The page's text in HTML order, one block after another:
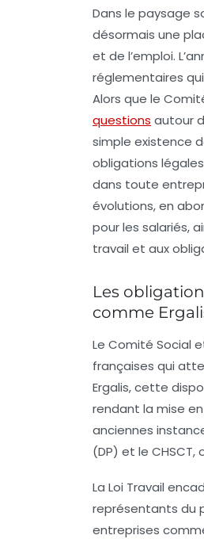
Dans le paysage
désormais une
et de l’emploi.
réglementaires
Alors que le
questions autour
simple existence
obligations
dans toute
évolutions, en
pour les salariés,
travail et aux
Les
comme
Le Comité Social
françaises qui
Ergalis, cette
rendant la mise
anciennes
(DP) et le
La Loi Travail
représentants du
entreprises